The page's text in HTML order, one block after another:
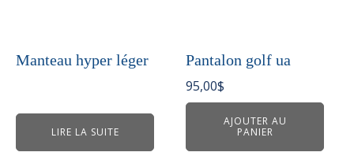
Manteau hyper léger
LIRE LA SUITE
Pantalon golf ua
95,00$
AJOUTER AU
PANIER